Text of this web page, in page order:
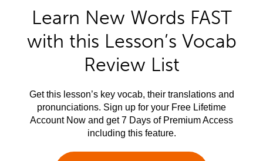
Learn New Words FAST
with this Lesson’s Vocab
Review List
Get this lesson’s key vocab, their translations and
pronunciations. Sign up for your Free Lifetime
Account Now and get 7 Days of Premium Access
including this feature.